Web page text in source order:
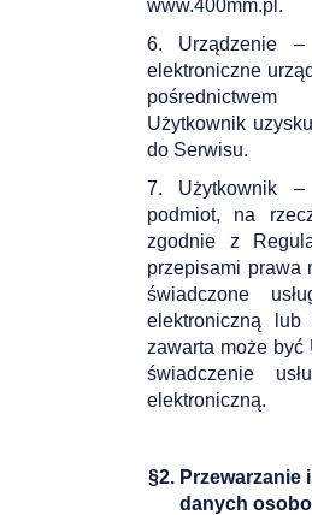
www.400mm.pl.
6. Urządzenie –
elektroniczne
Użytkownik
do Serwisu.
7. Użytkownik –
podmiot, na
zgodnie z
przepisami prawa
świadczone
elektroniczną lub
zawarta może być
świadczenie
elektroniczną.
§2. Przewarzanie
danych